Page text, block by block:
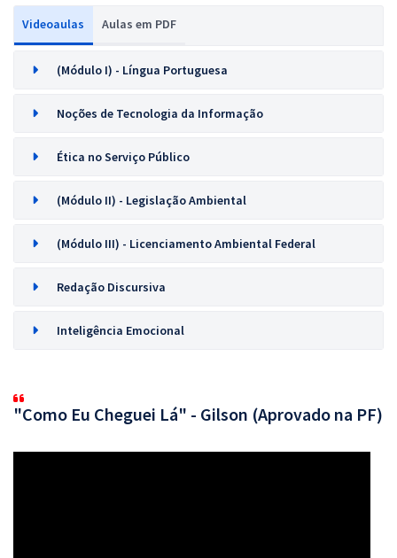
Videoaulas Aulas em PDF
(Módulo I) - Língua Portuguesa
Noções de Tecnologia da Informação
Ética no Serviço Público
(Módulo II) - Legislação Ambiental
(Módulo III) - Licenciamento Ambiental Federal
Redação Discursiva
Inteligência Emocional
"Como Eu Cheguei Lá" - Gilson (Aprovado na PF)